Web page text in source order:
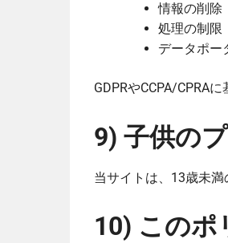
情報の削除
処理の制限
データポー
GDPRやCCPA/CPRA
9) 子供の
当サイトは、13歳未満
10) このポ